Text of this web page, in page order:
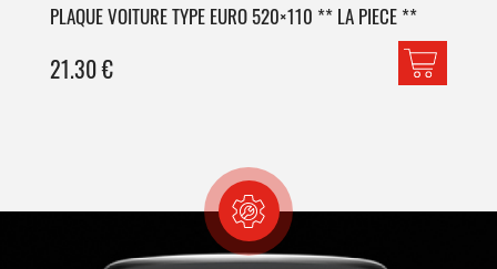
PLAQUE VOITURE TYPE EURO 520×110 ** LA PIECE **
21.30€